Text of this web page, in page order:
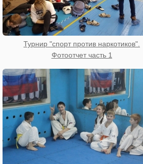
Турнир "спорт против наркотиков".
Фотоотчет часть 1